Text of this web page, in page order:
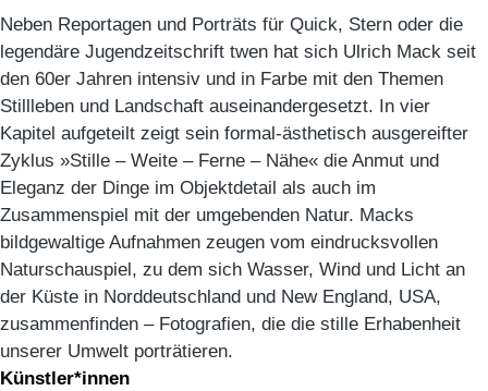
Neben Reportagen und Porträts für Quick, Stern oder die
legendäre Jugendzeitschrift twen hat sich Ulrich Mack seit
den 60er Jahren intensiv und in Farbe mit den Themen
Stillleben und Landschaft auseinandergesetzt. In vier
Kapitel aufgeteilt zeigt sein formal-ästhetisch ausgereifter
Zyklus »Stille – Weite – Ferne – Nähe« die Anmut und
Eleganz der Dinge im Objektdetail als auch im
Zusammenspiel mit der umgebenden Natur. Macks
bildgewaltige Aufnahmen zeugen vom eindrucksvollen
Naturschauspiel, zu dem sich Wasser, Wind und Licht an
der Küste in Norddeutschland und New England, USA,
zusammenfinden – Fotografien, die die stille Erhabenheit
unserer Umwelt porträtieren.
Künstler*innen